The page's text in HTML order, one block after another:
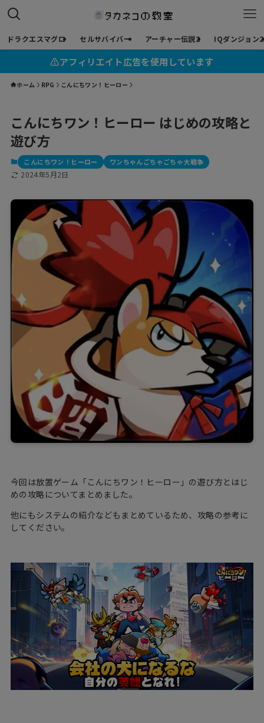
ドラクエスマグロ セルサバイバー アーチャー伝説2 IQダンジョン2
⚠︎アフィリエイト広告を使用しています
ホーム RPG こんにちワン！ヒーロー
こんにちワン！ヒーロー はじめの攻略と
遊び方
こんにちワン！ヒーロー ワンちゃんごちゃごちゃ大戦争
2024年5月2日
今回は放置ゲーム「こんにちワン！ヒーロー」の遊び方とはじ
めの攻略についてまとめました。
他にもシステムの紹介などもまとめているため、攻略の参考に
してください。